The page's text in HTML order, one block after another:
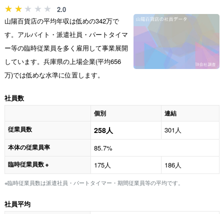
2.0
山陽百貨店の平均年収は低めの342万で
す。アルバイト・派遣社員・パートタイマ
ー等の臨時従業員を多く雇用して事業展開
しています。兵庫県の上場企業(平均656
万)では低めな水準に位置します。
社員数
個別
連結
従業員数
258人 301人
本体の従業員率 85.7%
臨時従業員数 ※ 175人 186人
※臨時従業員数は派遣社員・パートタイマー・期間従業員等の平均です。
社員平均